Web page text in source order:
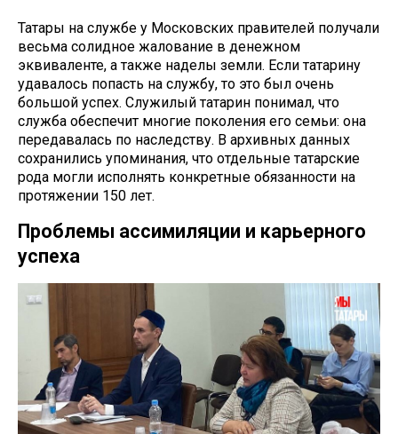
Татары на службе у Московских правителей получали
весьма солидное жалование в денежном
эквиваленте, а также наделы земли. Если татарину
удавалось попасть на службу, то это был очень
большой успех. Служилый татарин понимал, что
служба обеспечит многие поколения его семьи: она
передавалась по наследству. В архивных данных
сохранились упоминания, что отдельные татарские
рода могли исполнять конкретные обязанности на
протяжении 150 лет.
Проблемы ассимиляции и карьерного
успеха